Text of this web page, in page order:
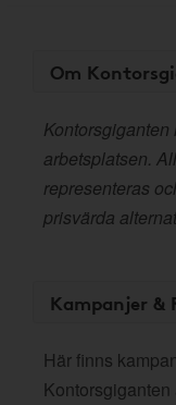
Om
Kontorsgiganten
arbetsplatsen.
representeras
prisvärda
Kampanjer &
Här finns